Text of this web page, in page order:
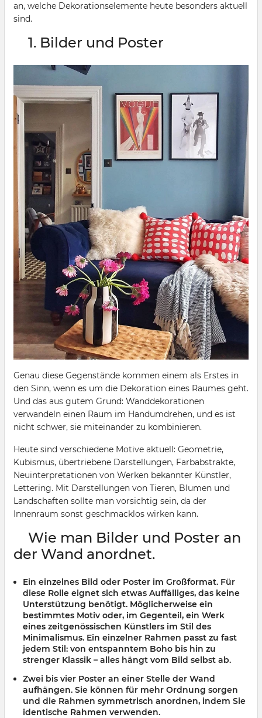
an, welche Dekorationselemente heute besonders aktuell
sind.
1. Bilder und Poster
Genau diese Gegenstände kommen einem als Erstes in
den Sinn, wenn es um die Dekoration eines Raumes geht.
Und das aus gutem Grund: Wanddekorationen
verwandeln einen Raum im Handumdrehen, und es ist
nicht schwer, sie miteinander zu kombinieren.
Heute sind verschiedene Motive aktuell: Geometrie,
Kubismus, übertriebene Darstellungen, Farbabstrakte,
Neuinterpretationen von Werken bekannter Künstler,
Lettering. Mit Darstellungen von Tieren, Blumen und
Landschaften sollte man vorsichtig sein, da der
Innenraum sonst geschmacklos wirken kann.
Wie man Bilder und Poster an
der Wand anordnet.
Ein einzelnes Bild oder Poster im Großformat. Für
diese Rolle eignet sich etwas Auffälliges, das keine
Unterstützung benötigt. Möglicherweise ein
bestimmtes Motiv oder, im Gegenteil, ein Werk
eines zeitgenössischen Künstlers im Stil des
Minimalismus. Ein einzelner Rahmen passt zu fast
jedem Stil: von entspanntem Boho bis hin zu
strenger Klassik – alles hängt vom Bild selbst ab.
Zwei bis vier Poster an einer Stelle der Wand
aufhängen. Sie können für mehr Ordnung sorgen
und die Rahmen symmetrisch anordnen, indem Sie
identische Rahmen verwenden.